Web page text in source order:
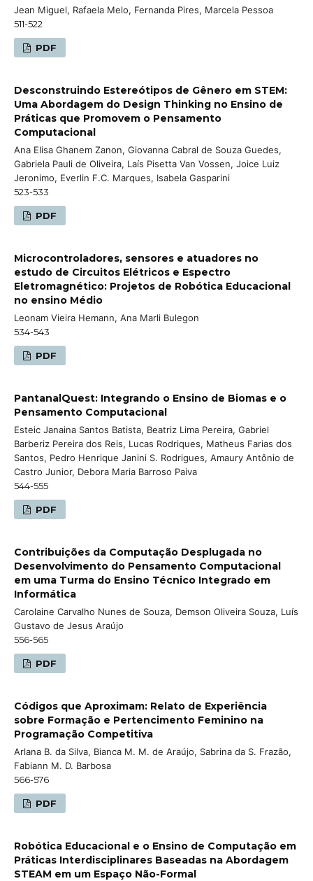
Jean Miguel, Rafaela Melo, Fernanda Pires, Marcela Pessoa
511-522
PDF
Desconstruindo Estereótipos de Gênero em STEM:
Uma Abordagem do Design Thinking no Ensino de
Práticas que Promovem o Pensamento
Computacional
Ana Elisa Ghanem Zanon, Giovanna Cabral de Souza Guedes,
Gabriela Pauli de Oliveira, Laís Pisetta Van Vossen, Joice Luiz
Jeronimo, Everlin F.C. Marques, Isabela Gasparini
523-533
PDF
Microcontroladores, sensores e atuadores no
estudo de Circuitos Elétricos e Espectro
Eletromagnético: Projetos de Robótica Educacional
no ensino Médio
Leonam Vieira Hemann, Ana Marli Bulegon
534-543
PDF
PantanalQuest: Integrando o Ensino de Biomas e o
Pensamento Computacional
Esteic Janaina Santos Batista, Beatriz Lima Pereira, Gabriel
Barberiz Pereira dos Reis, Lucas Rodriques, Matheus Farias dos
Santos, Pedro Henrique Janini S. Rodrigues, Amaury Antônio de
Castro Junior, Debora Maria Barroso Paiva
544-555
PDF
Contribuições da Computação Desplugada no
Desenvolvimento do Pensamento Computacional
em uma Turma do Ensino Técnico Integrado em
Informática
Carolaine Carvalho Nunes de Souza, Demson Oliveira Souza, Luís
Gustavo de Jesus Araújo
556-565
PDF
Códigos que Aproximam: Relato de Experiência
sobre Formação e Pertencimento Feminino na
Programação Competitiva
Arlana B. da Silva, Bianca M. M. de Araújo, Sabrina da S. Frazão,
Fabiann M. D. Barbosa
566-576
PDF
Robótica Educacional e o Ensino de Computação em
Práticas Interdisciplinares Baseadas na Abordagem
STEAM em um Espaço Não-Formal